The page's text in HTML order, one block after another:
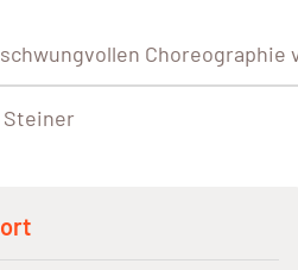
Choreographie